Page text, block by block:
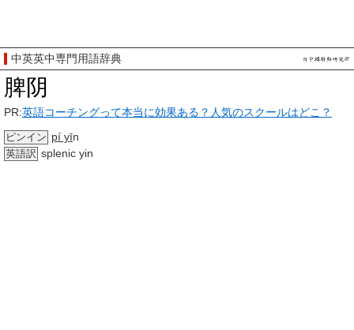
中英英中専門用語辞典
脾阴
PR:英語コーチングって本当に効果ある？人気のスクールはどこ？
ピンイン pí yīn
英語訳 splenic yin